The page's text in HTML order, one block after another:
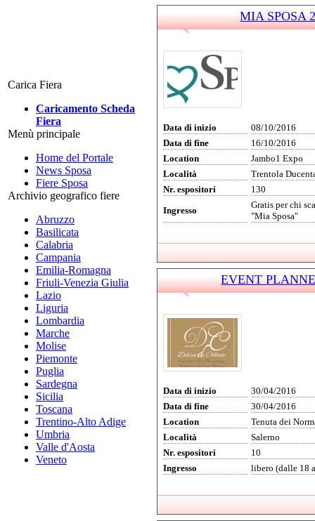
Carica Fiera
Caricamento Scheda
Fiera
Menù principale
Home del Portale
News Sposa
Fiere Sposa
Archivio geografico fiere
Abruzzo
Basilicata
Calabria
Campania
Emilia-Romagna
Friuli-Venezia Giulia
Lazio
Liguria
Lombardia
Marche
Molise
Piemonte
Puglia
Sardegna
Sicilia
Toscana
Trentino-Alto Adige
Umbria
Valle d'Aosta
Veneto
MIA SPOSA
Data di inizio
08/10/2016
Data di fine
16/10/2016
Location
Jambo1 Expo
Località
Trentola
Nr. espositori
130
Ingresso
Gratis per chi
"Mia Sposa"
EVENT
Data di inizio
30/04/2016
Data di fine
30/04/2016
Location
Tenuta dei
Località
Salerno
Nr. espositori
10
Ingresso
libero (dalle 18